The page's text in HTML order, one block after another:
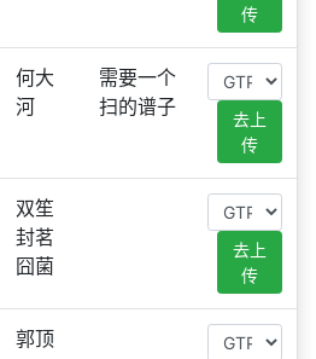
传
何大
河
需要一个
扫的谱子
去上
传
双笙
封茗
囧菌
去上
传
郭顶